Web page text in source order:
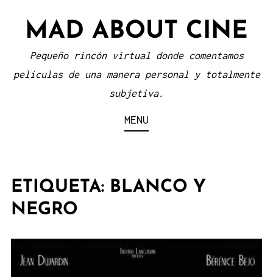
MAD ABOUT CINE
Pequeño rincón virtual donde comentamos
películas de una manera personal y totalmente
subjetiva.
MENU
ETIQUETA: BLANCO Y
NEGRO